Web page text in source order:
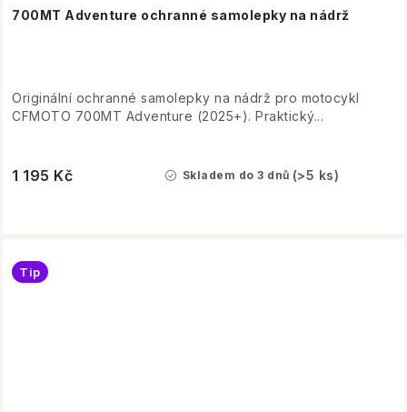
700MT Adventure ochranné samolepky na nádrž
Skladem do 3 dnů (>5 ks)
1 195 Kč
Originální ochranné samolepky na nádrž pro motocykl
CFMOTO 700MT Adventure (2025+). Praktický...
Tip